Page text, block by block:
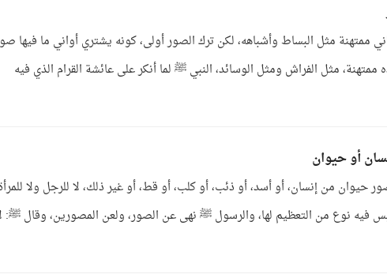
ممتهنة مثل البساط وأشباهه، لكن ترك الصور أولى، كونه يشتري أواني ما فيها
ممتهنة، مثل الفراش ومثل الوسائد، النبي ﷺ لما أنكر على عائشة القرام الذي فيه
أو حيوان
حيوان من إنسان، أو أسد، أو ذئب، أو كلب، أو قط، أو غير ذلك، لا للرجل ولا
فيه نوع من التعظيم لها، والرسول ﷺ نهى عن الصور، ولعن المصورين، وقال ﷺ: